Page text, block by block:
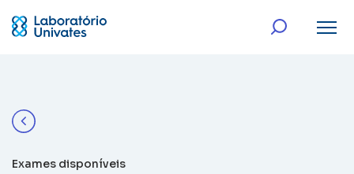
Exames disponíveis